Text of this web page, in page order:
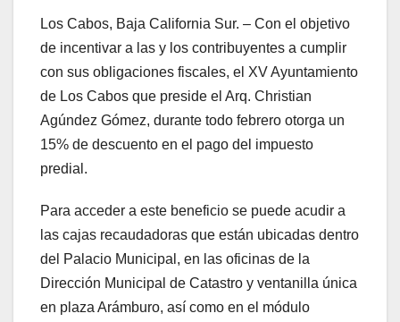
Los Cabos, Baja California Sur. – Con el objetivo
de incentivar a las y los contribuyentes a cumplir
con sus obligaciones fiscales, el XV Ayuntamiento
de Los Cabos que preside el Arq. Christian
Agúndez Gómez, durante todo febrero otorga un
15% de descuento en el pago del impuesto
predial.
Para acceder a este beneficio se puede acudir a
las cajas recaudadoras que están ubicadas dentro
del Palacio Municipal, en las oficinas de la
Dirección Municipal de Catastro y ventanilla única
en plaza Arámburo, así como en el módulo